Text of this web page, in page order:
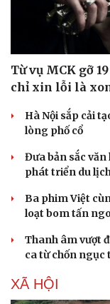
Cải chính
Từ vụ MCK gỡ
chỉ xin lỗi là
Hà Nội sắp cải
lòng phố cổ
Đưa bản sắc
phát triển du
Ba phim Việt
loạt bom tấn
Thanh âm vượt
ca từ chốn ngục
XÃ HỘI